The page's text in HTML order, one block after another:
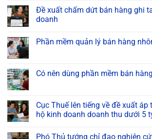
Đề xuất chấm dứt bán hàng ghi
doanh
Phần mềm quản lý bán hàng
Có nên dùng phần mềm bán
Cục Thuế lên tiếng về đề xuất áp
hộ kinh doanh doanh thu dưới 5
Phó Thủ tướng chỉ đạo nghiên